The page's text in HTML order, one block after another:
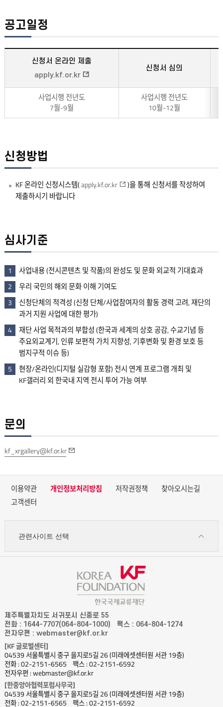
공고일정
신청서 온라인 제출
apply.kf.or.kr
신청서 심의
사업시행 전년도
7월-9월
사업시행 전년도
10월-12월
신청방법
KF 온라인 신청시스템(apply.kf.or.kr
)을 통해 신청서를 작성하여
제출하시기 바랍니다
심사기준
1 사업내용 (전시콘텐츠 및 작품)의 완성도 및 문화 외교적 기대효과
2 우리 국민의 해외 문화 이해 기여도
3
신청단체의 적격성 (신청 단체/사업참여자의 활동 경력 고려, 재단의
과거 지원 사업에 대한 평가)
4
재단 사업 목적과의 부합성 (한국과 세계의 상호 공감, 수교기념 등
주요외교계기, 인류 보편적 가치 지향성, 기후변화 및 환경 보호 등
범지구적 이슈 등)
5
현장/온라인(디지털 실감형 포함) 전시 연계 프로그램 개최 및
KF갤러리 외 한국내 지역 전시 투어 가능 여부
문의
kf_xrgallery@kf.or.kr
이용약관 개인정보처리방침 저작권정책
찾아오시는길
고객센터
관련사이트 선택
제주특별자치도 서귀포시 신중로 55
전화 : 1644-7707(064-804-1000)
팩스 : 064-804-1274
전자우편 : webmaster@kf.or.kr
[KF 글로벌센터]
04539 서울특별시 중구 을지로5길 26 (미래에셋센터원 서관 19층)
전화 : 02-2151-6565
팩스 : 02-2151-6592
전자우편 : webmaster@kf.or.kr
[한중앙아협력포럼사무국]
04539 서울특별시 중구 을지로5길 26 (미래에셋센터원 서관 19층)
전화 : 02-2151-6565
팩스 : 02-2151-6592